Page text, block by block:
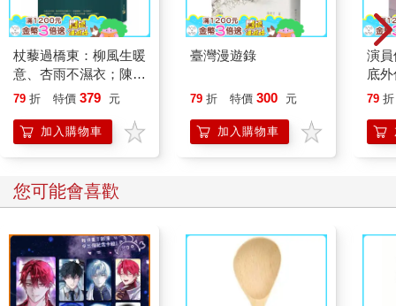
杖藜過橋東：柳風生暖
意、杏雨不濕衣；陳亮
恭談以心轉境的適齡漫
79 折 特價 379 元
加入購物車
臺灣漫遊錄
79 折 特價 300 元
加入購物車
演
底
79 折
您可能會喜歡